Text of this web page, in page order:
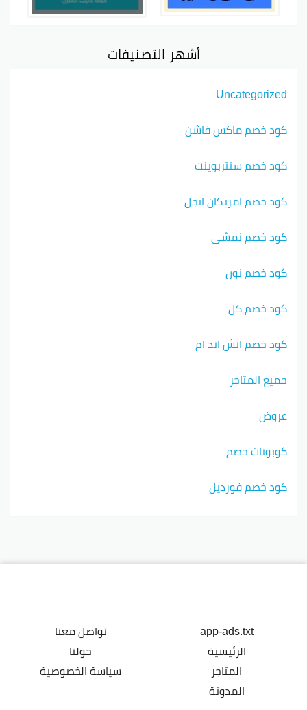
أشهر التصنيفات
Uncategorized
كود خصم ماكس فاشن
كود خصم سنتربوينت
كود خصم امريكان ايجل
كود خصم نمشي
كود خصم نون
كود خصم كل
كود خصم اتش اند ام
جميع المتاجر
عروض
كوبونات خصم
كود خصم فورديل
app-ads.txt
الرئيسية
المتاجر
المدونة
تواصل معنا
حولنا
سياسة الخصوصية